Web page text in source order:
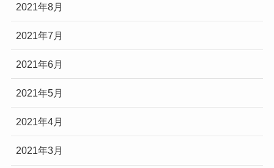
2021年8月
2021年7月
2021年6月
2021年5月
2021年4月
2021年3月